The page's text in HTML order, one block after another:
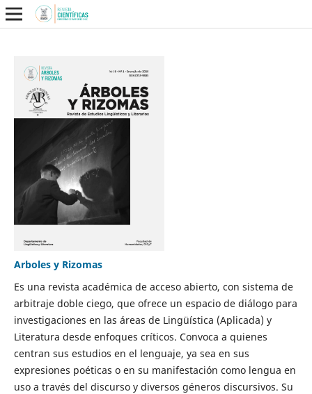
Arboles y Rizomas
Es una revista académica de acceso abierto, con sistema de
arbitraje doble ciego, que ofrece un espacio de diálogo para
investigaciones en las áreas de Lingüística (Aplicada) y
Literatura desde enfoques críticos. Convoca a quienes
centran sus estudios en el lenguaje, ya sea en sus
expresiones poéticas o en su manifestación como lengua en
uso a través del discurso y diversos géneros discursivos. Su